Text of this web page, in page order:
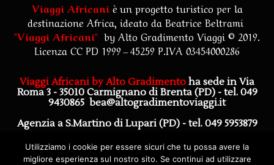
Viaggi Africani è un progetto turistico per la
destinazione Africa, ideato da Beatrice Beltrami
"Viaggi Africani" by Alto Gradimento Viaggi © 2019.
Licenza CC PD 1999 – 45259 P.IVA 03454000286
Viaggi Africani by Alto Gradimento ha sede in Via
Roma 3 - 35010 Carmignano di Brenta (PD) - tel. 049
9430865 bea@altogradimentoviaggi.it
Agenzia a S.Martino di Lupari (PD) - tel. 049 5953879
Agenzia a Piazzola sul Brenta (PD) - tel. 0492272628
Utilizziamo i cookie per essere sicuri che tu possa avere la
migliore esperienza sul nostro sito. Se continui ad utilizzare